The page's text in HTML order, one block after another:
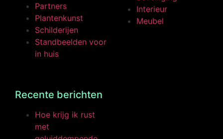
Partners
Plantenkunst
Schilderijen
Standbeelden voor
in huis
Interieur
Meubel
Recente berichten
Hoe krijg ik rust
met